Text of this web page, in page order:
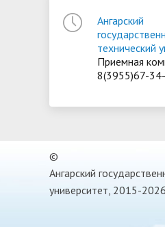
Ангарский
технический
Приемная
8(3955)67-
©
Ангарский
университет, 2015-2026